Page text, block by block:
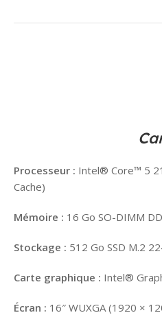
Processeur : Intel® Core™ 5
Cache)
Mémoire : 16 Go SO-DIMM
Stockage : 512 Go SSD M.2
Carte graphique : Intel®
Écran : 16″ WUXGA (1920 ×